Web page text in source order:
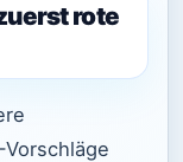
rote